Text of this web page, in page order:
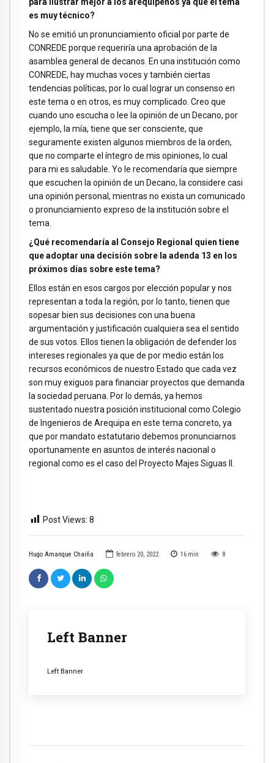
Hugo Amanque Chaiña febrero 20, 2022 16 min 8
Left Banner
Left Banner
para ilustrar mejor a los arequipeños ya que el tema
es muy técnico?
No se emitió un pronunciamiento oficial por parte de
CONREDE porque requeriría una aprobación de la
asamblea general de decanos. En una institución como
CONREDE, hay muchas voces y también ciertas
tendencias políticas, por lo cual lograr un consenso en
este tema o en otros, es muy complicado. Creo que
cuando uno escucha o lee la opinión de un Decano, por
ejemplo, la mía, tiene que ser consciente, que
seguramente existen algunos miembros de la orden,
que no comparte el íntegro de mis opiniones, lo cual
para mi es saludable. Yo le recomendaría que siempre
que escuchen la opinión de un Decano, la considere casi
una opinión personal, mientras no exista un comunicado
o pronunciamiento expreso de la institución sobre el
tema.
¿Qué recomendaría al Consejo Regional quien tiene
que adoptar una decisión sobre la adenda 13 en los
próximos días sobre este tema?
Ellos están en esos cargos por elección popular y nos
representan a toda la región, por lo tanto, tienen que
sopesar bien sus decisiones con una buena
argumentación y justificación cualquiera sea el sentido
de sus votos. Ellos tienen la obligación de defender los
intereses regionales ya que de por medio están los
recursos económicos de nuestro Estado que cada vez
son muy exiguos para financiar proyectos que demanda
la sociedad peruana. Por lo demás, ya hemos
sustentado nuestra posición institucional como Colegio
de Ingenieros de Arequipa en este tema concreto, ya
que por mandato estatutario debemos pronunciarnos
oportunamente en asuntos de interés nacional o
regional como es el caso del Proyecto Majes Siguas II.
Post Views: 8